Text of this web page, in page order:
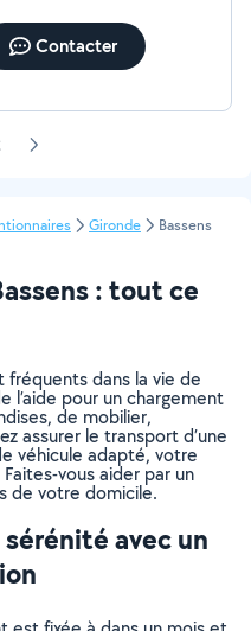
Contacter
Page
Gironde Bassens
: tout ce
fréquents dans la vie de
l’aide pour un chargement
de mobilier,
assurer le transport d’une
véhicule adapté, votre
vous aider par un
de votre domicile.
avec un